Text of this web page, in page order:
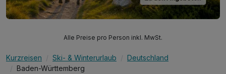
Alle Preise pro Person inkl. MwSt.
Kurzreisen Ski- & Winterurlaub
Deutschland
Baden-Württemberg